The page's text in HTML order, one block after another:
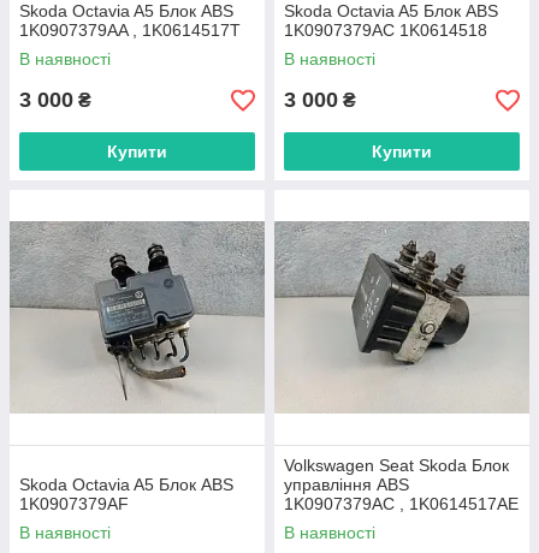
Skoda Octavia A5 Блок ABS
1K0907379AA , 1K0614517T
В наявності
3 000 ₴
Купити
Skoda Octavia A5 Блок ABS
1K0907379AC 1K0614518
В наявності
3 000 ₴
Купити
Skoda Octavia A5 Блок ABS
1K0907379AF
В наявності
Volkswagen Seat Skoda Блок
управління ABS
1K0907379AC , 1K0614517AE
В наявності